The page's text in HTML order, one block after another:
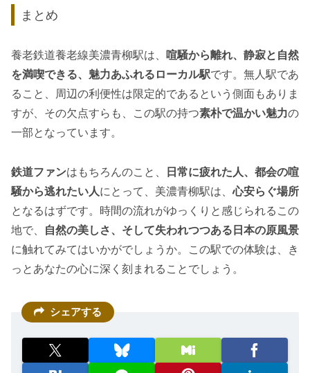
まとめ
養老鉄道養老線美濃青柳駅は、
喧騒から離れ、静寂と自然
を満喫できる、魅力あふれるローカル駅です。無人駅であ
ること、周辺の利便性は限定的であるという側面もありま
すが、その欠点すらも、この駅の持つ素朴で温かい魅力の
一部となっています。
鉄道ファンはもちろんのこと、
日常に疲れた人、都会の喧
騒から逃れたい人にとって、美濃青柳駅は、心安らぐ場所
となるはずです。時間の流れがゆっくりと感じられるこの
地で、
自然の美しさ、そして失われつつある日本の原風景
に触れてみてはいかがでしょうか。この駅での体験は、き
っとあなたの心に深く刻まれることでしょう。
シェアする